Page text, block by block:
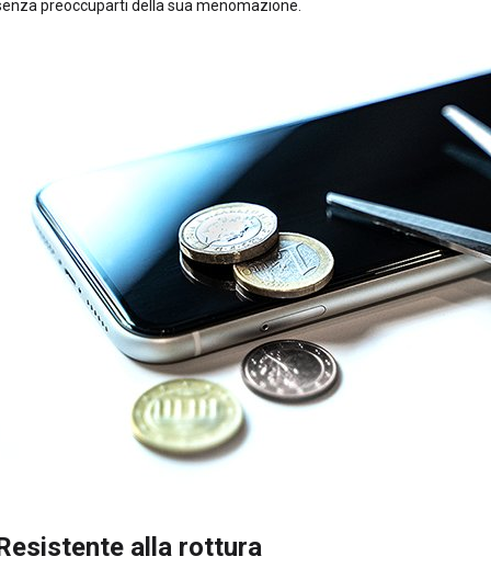
preoccuparti della sua menomazione.
alla rottura